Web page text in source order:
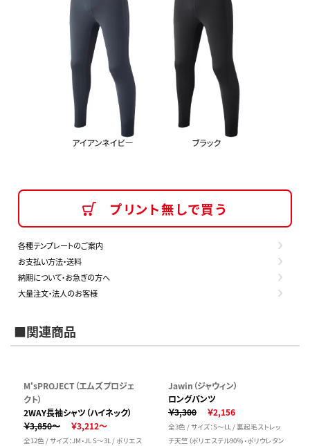
プリント無しで買う
各種テンプレートのご案内
お支払い方法・送料
納期について・お急ぎの方へ
大量注文・法人のお客様
■関連商品
M'sPROJECT（エムズプロジェ
クト）
2WAY長袖シャツ（ハイネック）
￥3,850～
￥3,212～
全12色 / サイズ：JM・JL S～3L / ポリエス
Jawin（ジャウィン）
ロングパンツ
￥3,300
￥2,156
全3色 / サイズ：S～LL / 裏起毛ストレッ
チ天竺（ポリエステル90％・ポリウレタン